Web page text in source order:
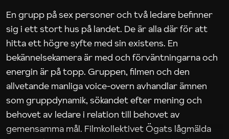
En grupp på sex personer och två ledare befinner
sig i ett stort hus på landet. De är alla där för att
hitta ett högre syfte med sin existens. En
bekännelsekamera är med och förväntningarna och
energin är på topp. Gruppen, filmen och den
allvetande manliga voice-overn avhandlar ämnen
som gruppdynamik, sökandet efter mening och
behovet av ledare i relation till behovet av
gemensamma mål. Filmkollektivet Ögats lågmälda